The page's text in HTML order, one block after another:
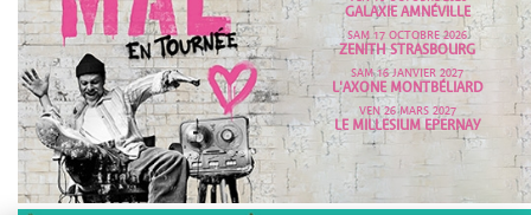
GALAXIE AMNÉVILLE
SAM 17 OCTOBRE 2026
ZENITH STRASBOURG
SAM 16 JANVIER 2027
L'AXONE MONTBÉLIARD
VEN 26 MARS 2027
LE MILLESIUM EPERNAY